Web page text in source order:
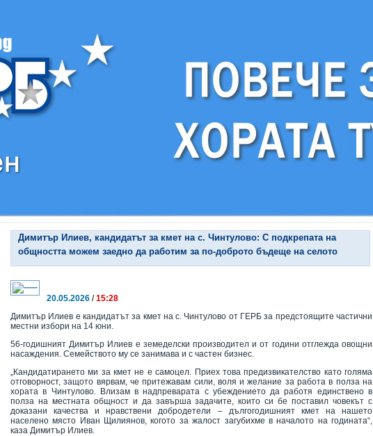
Димитър Илиев, кандидатът за кмет на с. Чинтулово: С подкрепата на
общността можем заедно да работим за по-доброто бъдеще на селото
20.05.2026 /15:28
Димитър Илиев е кандидатът за кмет на с. Чинтулово от ГЕРБ за предстоящите частични
местни избори на 14 юни.
56-годишният Димитър Илиев е земеделски производител и от години отглежда овощни
насаждения. Семейството му се занимава и с частен бизнес.
„Кандидатирането ми за кмет не е самоцел. Приех това предизвикателство като голяма
отговорност, защото вярвам, че притежавам сили, воля и желание за работа в полза на
хората в Чинтулово. Влизам в надпреварата с убеждението да работя единствено в
полза на местната общност и да завърша задачите, които си бе поставил човекът с
доказани качества и нравствени добродетели – дългогодишният кмет на нашето
населено място Иван Щилиянов, когото за жалост загубихме в началото на годината“,
каза Димитър Илиев.